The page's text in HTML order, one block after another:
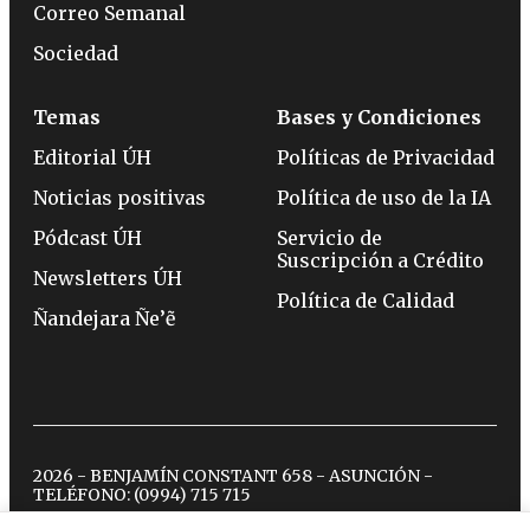
Correo Semanal
Sociedad
Temas
Editorial ÚH
Noticias positivas
Pódcast ÚH
Newsletters ÚH
Ñandejara Ñe’ẽ
Bases y Condiciones
Políticas de Privacidad
Política de uso de la IA
Servicio de
Suscripción a Crédito
Política de Calidad
2026 - BENJAMÍN CONSTANT 658 - ASUNCIÓN -
TELÉFONO: (0994) 715 715